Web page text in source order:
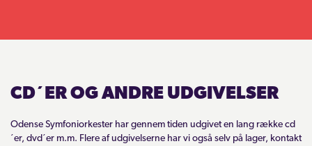
CD´ER OG ANDRE UDGIVELSER
Odense Symfoniorkester har gennem tiden udgivet en lang række cd
´er, dvd´er m.m. Flere af udgivelserne har vi også selv på lager, kontakt